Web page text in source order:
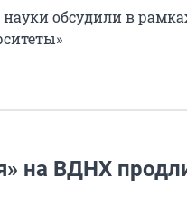
обсудили в
на ВДНХ